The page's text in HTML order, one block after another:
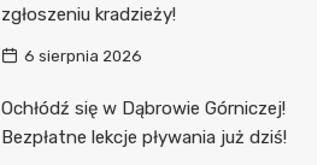
zgłoszeniu kradzieży!
6 sierpnia 2026
Ochłódź się w Dąbrowie Górniczej!
Bezpłatne lekcje pływania już dziś!